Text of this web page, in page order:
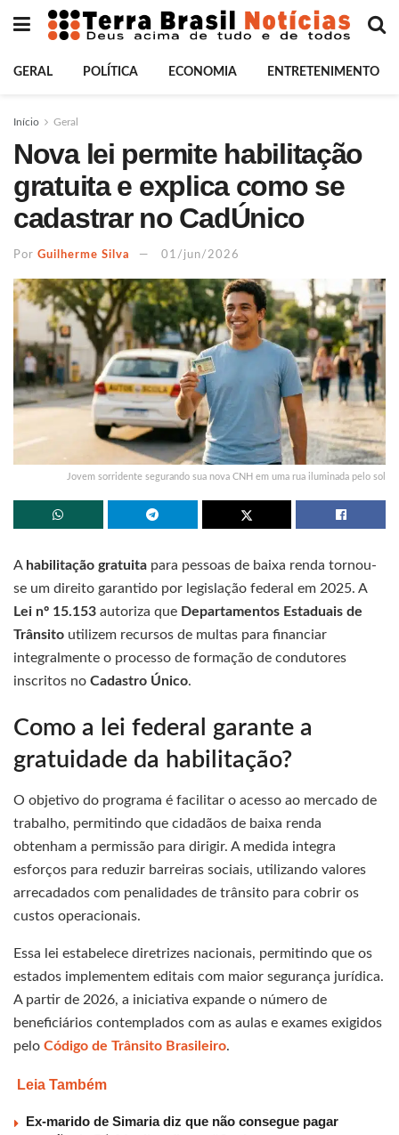
GERAL POLÍTICA ECONOMIA ENTRETENIMENTO
Início Geral
Nova lei permite habilitação
gratuita e explica como se
cadastrar no CadÚnico
Por Guilherme Silva 01/jun/2026
Jovem sorridente segurando sua nova CNH em uma rua iluminada pelo sol
A habilitação gratuita para pessoas de baixa renda tornou-
se um direito garantido por legislação federal em 2025. A
Lei nº 15.153 autoriza que Departamentos Estaduais de
Trânsito utilizem recursos de multas para financiar
integralmente o processo de formação de condutores
inscritos no Cadastro Único.
Como a lei federal garante a
gratuidade da habilitação?
O objetivo do programa é facilitar o acesso ao mercado de
trabalho, permitindo que cidadãos de baixa renda
obtenham a permissão para dirigir. A medida integra
esforços para reduzir barreiras sociais, utilizando valores
arrecadados com penalidades de trânsito para cobrir os
custos operacionais.
Essa lei estabelece diretrizes nacionais, permitindo que os
estados implementem editais com maior segurança jurídica.
A partir de 2026, a iniciativa expande o número de
beneficiários contemplados com as aulas e exames exigidos
pelo Código de Trânsito Brasileiro.
Leia Também
Ex-marido de Simaria diz que não consegue pagar